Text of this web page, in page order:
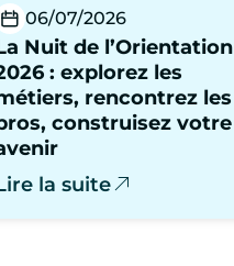
06/07/2026
Nuit de l’Orientation
: explorez les
rencontrez les
construisez votre
la suite